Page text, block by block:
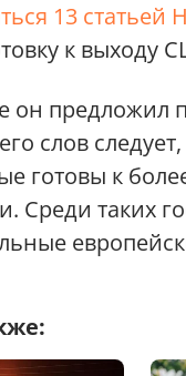
13 статьей
к выходу
он предложил
слов
готовы к
Среди таких